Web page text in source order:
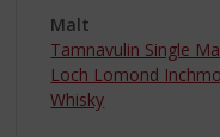
Malt
Tamnavulin Single
Loch Lomond
Whisky